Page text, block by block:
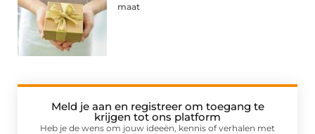
maat
Meld je aan en registreer om toegang te
krijgen tot ons platform
Heb je de wens om jouw ideeën, kennis of verhalen met